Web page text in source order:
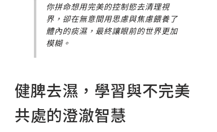
你拼命想用完美的控制慾去清理視
界，卻在無意間用思慮與焦慮餵養了
體內的痰濕，最終讓眼前的世界更加
模糊。
健脾去濕，學習與不完美
共處的澄澈智慧